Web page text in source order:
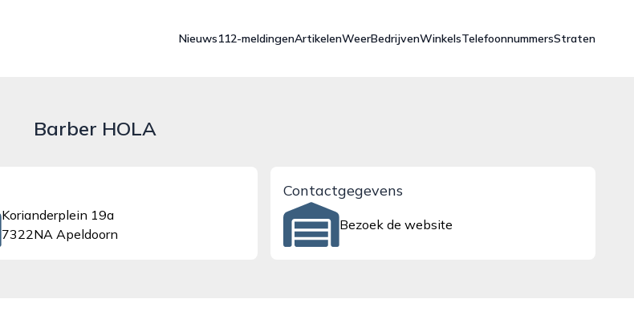
Nieuws112-meldingenArtikelenWeerBedrijvenWinkelsTelefoonnummersStraten
Barber HOLA
Korianderplein 19a
7322NA Apeldoorn
Contactgegevens
Bezoek de website